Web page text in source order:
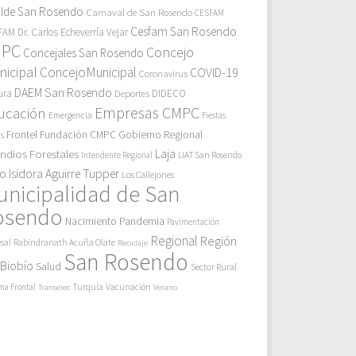
San Rosendo Carnaval de San Rosendo CESFAM
Dr. Carlos Echeverría Vejar Cesfam San Rosendo
Concejales San Rosendo Concejo
ConcejoMunicipal Coronavirus COVID-19
DAEM San Rosendo Deportes DIDECO
Emergencia Empresas CMPC Fiestas
Frontel Fundación CMPC Gobierno Regional
Forestales Intendente Regional Laja LIAT San Rosendo
Isidora Aguirre Tupper Los Callejones
de San
Nacimiento Pandemia Pavimentación
Rabindranath Acuña Olate Reciclaje Regional Región
Salud San Rosendo Sector Rural
Frontal Transelec Turquía Vacunación Verano